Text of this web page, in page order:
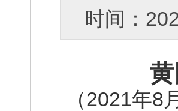
时间：
（2021年